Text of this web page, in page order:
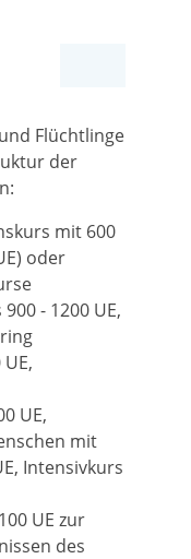
Flüchtlinge
der
mit 600
oder
- 1200 UE,
UE,
mit
Intensivkurs
UE zur
des